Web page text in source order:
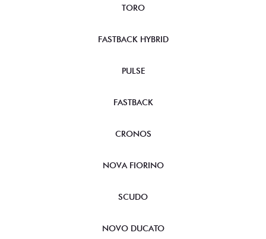
TORO
FASTBACK HYBRID
PULSE
FASTBACK
CRONOS
NOVA FIORINO
SCUDO
NOVO DUCATO